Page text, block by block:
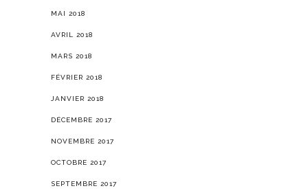
MAI 2018
AVRIL 2018
MARS 2018
FÉVRIER 2018
JANVIER 2018
DÉCEMBRE 2017
NOVEMBRE 2017
OCTOBRE 2017
SEPTEMBRE 2017